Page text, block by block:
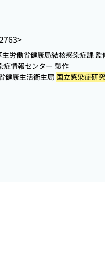
生労働省健康局結核感染症課 監
症情報センター 製作
健康生活衛生局 国立感染症研